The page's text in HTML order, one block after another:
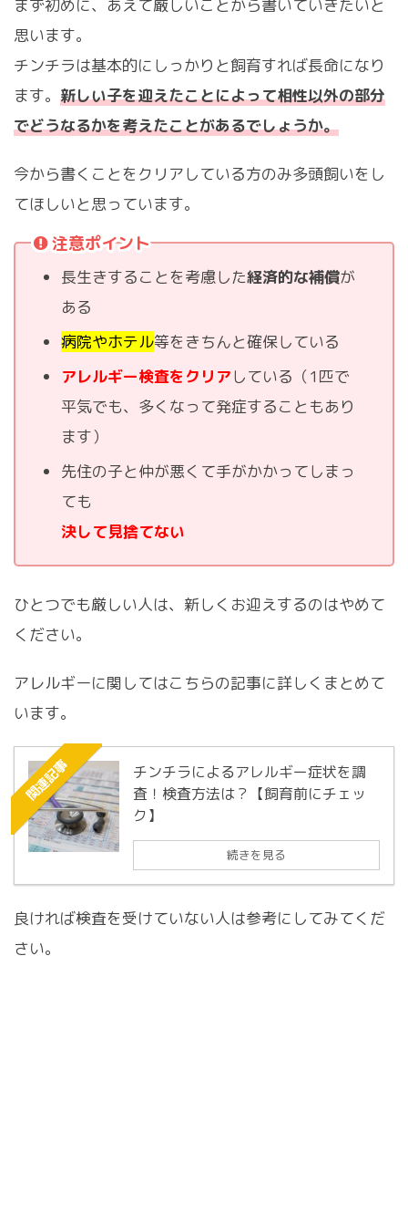
まず初めに、あえて厳しいことから書いていきたいと
思います。
チンチラは基本的にしっかりと飼育すれば長命になり
ます。 新しい子を迎えたことによって相性以外の部分
でどうなるかを考えたことがあるでしょうか。
今から書くことをクリアしている方のみ多頭飼いをし
てほしいと思っています。
注意ポイント
長生きすることを考慮した経済的な補償が
ある
病院やホテル等をきちんと確保している
アレルギー検査をクリアしている（1匹で
平気でも、多くなって発症することもあり
ます）
先住の子と仲が悪くて手がかかってしまっ
ても
決して見捨てない
ひとつでも厳しい人は、新しくお迎えするのはやめて
ください。
アレルギーに関してはこちらの記事に詳しくまとめて
います。
関連記事
チンチラによるアレルギー症状を調
査！検査方法は？【飼育前にチェッ
ク】
続きを見る
良ければ検査を受けていない人は参考にしてみてくだ
さい。